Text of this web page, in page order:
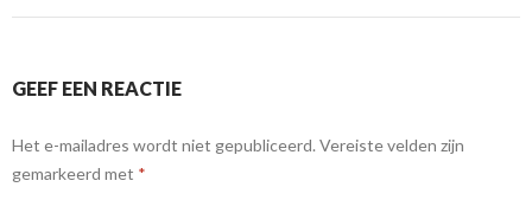
GEEF EEN REACTIE
Het e-mailadres wordt niet gepubliceerd. Vereiste velden zijn
gemarkeerd met *